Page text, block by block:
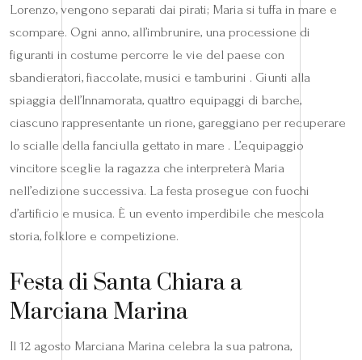
Lorenzo, vengono separati dai pirati; Maria si tuffa in mare e
scompare. Ogni anno, all’imbrunire, una processione di
figuranti in costume percorre le vie del paese con
sbandieratori, fiaccolate, musici e tamburini . Giunti alla
spiaggia dell’Innamorata, quattro equipaggi di barche,
ciascuno rappresentante un rione, gareggiano per recuperare
lo scialle della fanciulla gettato in mare . L’equipaggio
vincitore sceglie la ragazza che interpreterà Maria
nell’edizione successiva. La festa prosegue con fuochi
d’artificio e musica. È un evento imperdibile che mescola
storia, folklore e competizione.
Festa di Santa Chiara a
Marciana Marina
Il 12 agosto Marciana Marina celebra la sua patrona,